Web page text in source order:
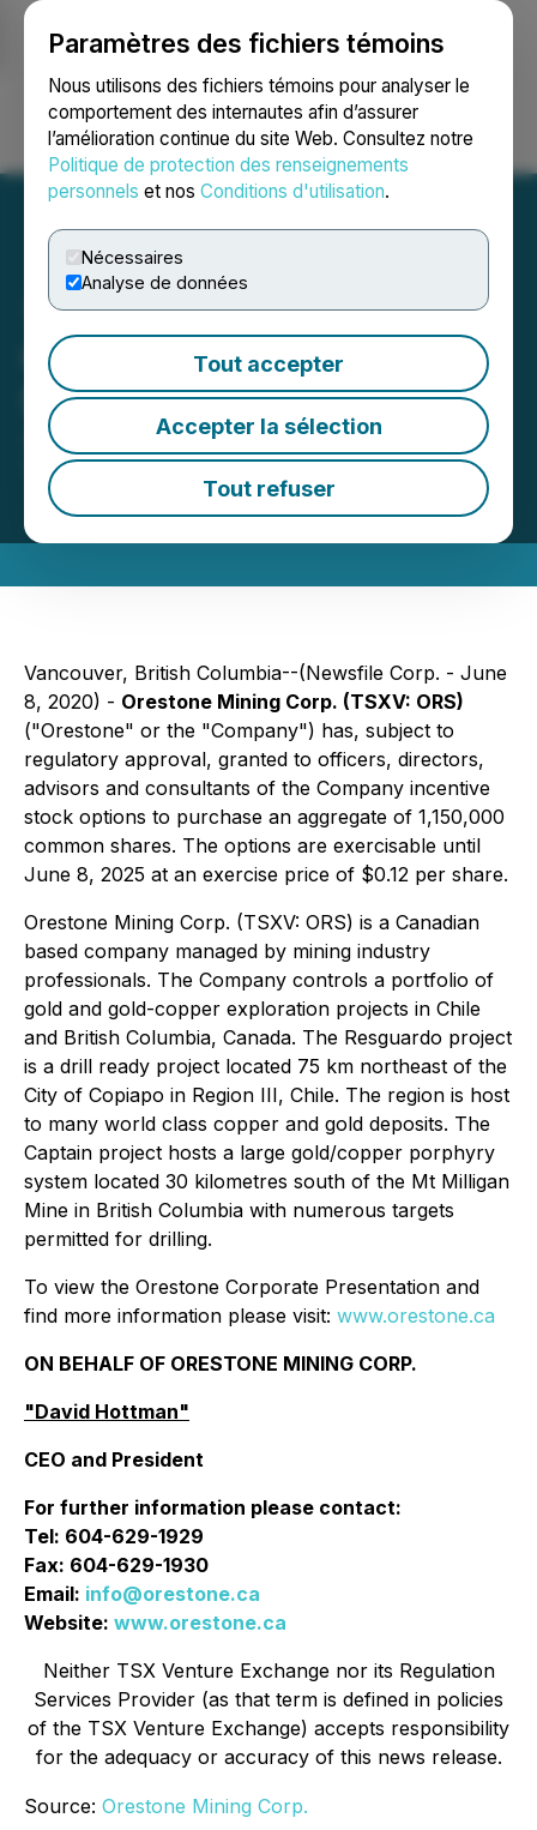
Paramètres des fichiers témoins
Nous utilisons des fichiers témoins pour analyser le
comportement des internautes afin d’assurer
l’amélioration continue du site Web. Consultez notre
Politique de protection des renseignements
personnels et nos Conditions d'utilisation.
Nécessaires
Analyse de données
Tout accepter
Accepter la sélection
Tout refuser
Ouvrir une session Recherche English
Orestone Mining Grants
Stock Options
June 08, 2020 8:53 PM EDT | Source:
Mining Corp.
Vancouver, British Columbia--(Newsfile Corp. - June
8, 2020) - Orestone Mining Corp. (TSXV: ORS)
("Orestone" or the "Company") has, subject to
regulatory approval, granted to officers, directors,
advisors and consultants of the Company incentive
stock options to purchase an aggregate of 1,150,000
common shares. The options are exercisable until
June 8, 2025 at an exercise price of $0.12 per share.
Orestone Mining Corp. (TSXV: ORS) is a Canadian
based company managed by mining industry
professionals. The Company controls a portfolio of
gold and gold-copper exploration projects in Chile
and British Columbia, Canada. The Resguardo project
is a drill ready project located 75 km northeast of the
City of Copiapo in Region III, Chile. The region is host
to many world class copper and gold deposits. The
Captain project hosts a large gold/copper porphyry
system located 30 kilometres south of the Mt Milligan
Mine in British Columbia with numerous targets
permitted for drilling.
To view the Orestone Corporate Presentation and
find more information please visit: www.orestone.ca
ON BEHALF OF ORESTONE MINING CORP.
"David Hottman"
CEO and President
For further information please contact:
Tel: 604-629-1929
Fax: 604-629-1930
Email: info@orestone.ca
Website: www.orestone.ca
Neither TSX Venture Exchange nor its Regulation
Services Provider (as that term is defined in policies
of the TSX Venture Exchange) accepts responsibility
for the adequacy or accuracy of this news release.
Source: Orestone Mining Corp.